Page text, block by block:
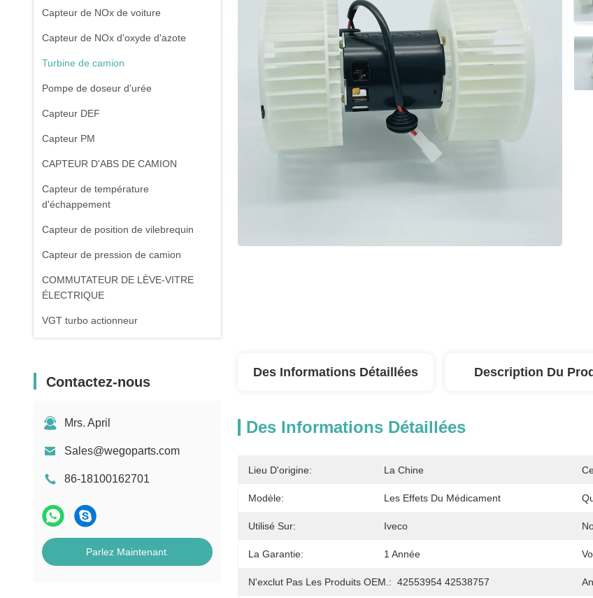
Capteur de NOx de voiture
Capteur de NOx d'oxyde d'azote
Turbine de camion
Pompe de doseur d'urée
Capteur DEF
Capteur PM
CAPTEUR D'ABS DE CAMION
Capteur de température
d'échappement
Capteur de position de vilebrequin
Capteur de pression de camion
COMMUTATEUR DE LÈVE-VITRE
ÉLECTRIQUE
VGT turbo actionneur
Contactez-nous
Mrs. April
Sales@wegoparts.com
86-18100162701
Parlez Maintenant.
Des Informations Détaillées Description Du
Des Informations Détaillées
Lieu D'origine: La Chine
Modèle: Les Effets Du Médicament
Utilisé Sur: Iveco
La Garantie: 1 Année
N'exclut Pas Les Produits OEM.: 42553954 42538757